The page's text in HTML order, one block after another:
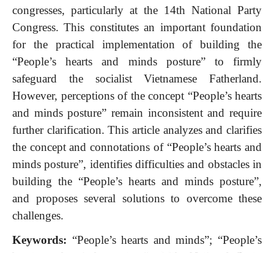
congresses, particularly at the 14th National Party
Congress. This constitutes an important foundation
for the practical implementation of building the
“People’s hearts and minds posture” to firmly
safeguard the socialist Vietnamese Fatherland.
However, perceptions of the concept “People’s hearts
and minds posture” remain inconsistent and require
further clarification. This article analyzes and clarifies
the concept and connotations of “People’s hearts and
minds posture”, identifies difficulties and obstacles in
building the “People’s hearts and minds posture”,
and proposes several solutions to overcome these
challenges.
Keywords: “People’s hearts and minds”; “People’s